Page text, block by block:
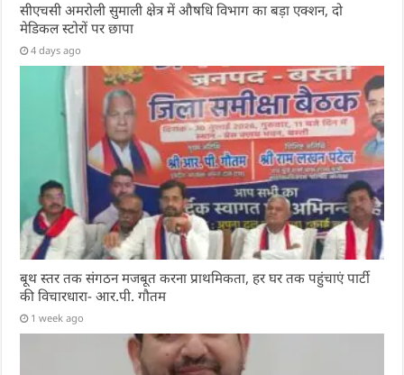
सीएचसी अमरोली सुमाली क्षेत्र में औषधि विभाग का बड़ा एक्शन, दो
मेडिकल स्टोरों पर छापा
4 days ago
बूथ स्तर तक संगठन मजबूत करना प्राथमिकता, हर घर तक पहुंचाएं पार्टी
की विचारधारा- आर.पी. गौतम
1 week ago